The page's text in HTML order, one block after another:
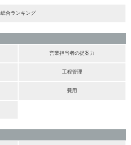
総合ランキング
営業担当者の提案力
工程管理
費用